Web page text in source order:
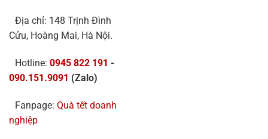
Địa chỉ: 148 Trịnh Đình
Cửu, Hoàng Mai, Hà Nội.
Hotline: 0945 822 191 -
090.151.9091 (Zalo)
Fanpage: Quà tết doanh
nghiệp